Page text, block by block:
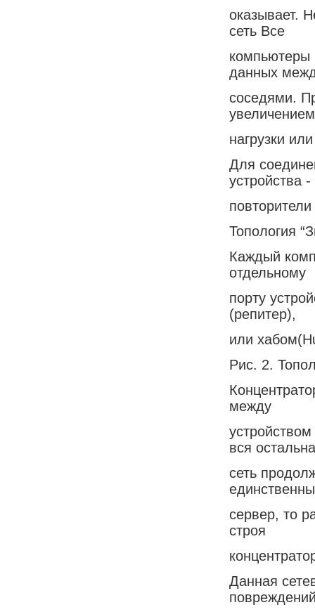
оказывает.
сеть Все
компьютеры
данных
соседями.
увеличением
нагрузки
Для
устройства -
Топология
Каждый
отдельному
порту
(репитер),
или
Рис. 2.
между
вся
сеть
сервер, то
строя
Данная